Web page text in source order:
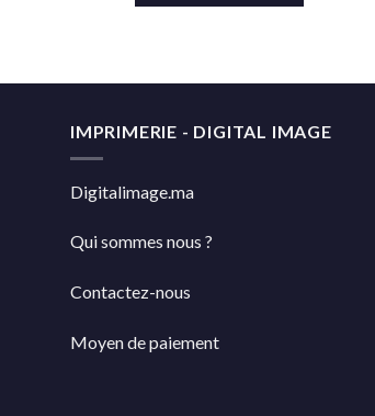
IMPRIMERIE - DIGITAL IMAGE
Digitalimage.ma
Qui sommes nous ?
Contactez-nous
Moyen de paiement